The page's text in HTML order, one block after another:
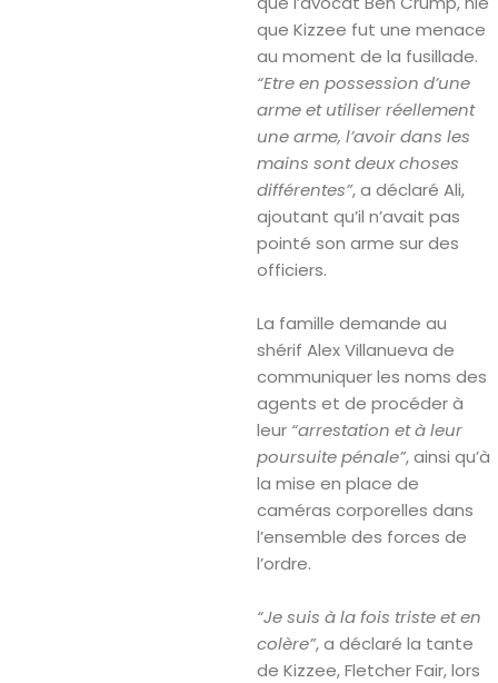
que Kizzee fut une menace
au moment de la fusillade.
“Etre en possession d’une
arme et utiliser réellement
une arme, l’avoir dans les
mains sont deux choses
différentes”, a déclaré Ali,
ajoutant qu’il n’avait pas
pointé son arme sur des
officiers.
La famille demande au
shérif Alex Villanueva de
communiquer les noms des
agents et de procéder à
leur “arrestation et à leur
poursuite pénale”, ainsi qu’à
la mise en place de
caméras corporelles dans
l’ensemble des forces de
l’ordre.
“Je suis à la fois triste et en
colère”, a déclaré la tante
de Kizzee, Fletcher Fair, lors